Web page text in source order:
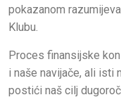
pokazanom
Klubu.
Proces finansijske
i naše navijače, ali isti
postići naš cilj